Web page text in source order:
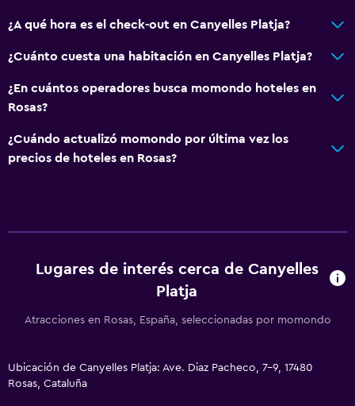
Paseos a caballo
Compras
Accesibilidad y adecuación
Unidad ubicada en la planta baja
Almohada sin plumas
Áreas designadas para fumadores
Mascotas permitidas bajo consulta (pueden aplicar cargos
Accesibilidad
Ascensor
¿A qué hora es el check-out en Canyelles Platja?
¿Cuánto cuesta una habitación en Canyelles Platja?
¿En cuántos operadores busca momondo hoteles en
Rosas?
¿Cuándo actualizó momondo por última vez los
precios de hoteles en Rosas?
Lugares de interés cerca de Canyelles
Platja
Atracciones en Rosas, España, seleccionadas por momondo
Ubicación de Canyelles Platja: Ave. Diaz Pacheco, 7-9, 17480
Rosas, Cataluña